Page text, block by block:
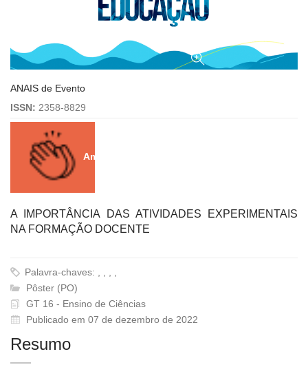
ANAIS de Evento
ISSN: 2358-8829
Amei!
A IMPORTÂNCIA DAS ATIVIDADES EXPERIMENTAIS
NA FORMAÇÃO DOCENTE
Palavra-chaves: , , , ,
Pôster (PO)
GT 16 - Ensino de Ciências
Publicado em 07 de dezembro de 2022
Resumo